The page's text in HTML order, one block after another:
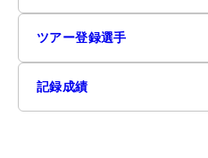
ツアー登録選手
記録成績